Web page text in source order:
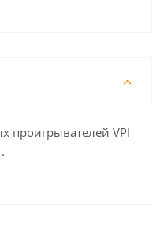
проигрывателей VPI